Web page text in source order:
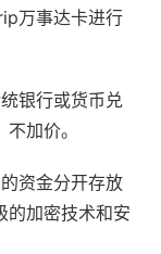
万事达卡进行
银行或货币兑
加价。
资金分开存放
的加密技术和安